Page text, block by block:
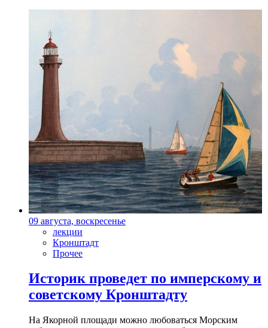
09 августа, воскресенье
лекции
Кронштадт
Прочее
Историк проведет по имперскому и
советскому Кронштадту
На Якорной площади можно любоваться Морским